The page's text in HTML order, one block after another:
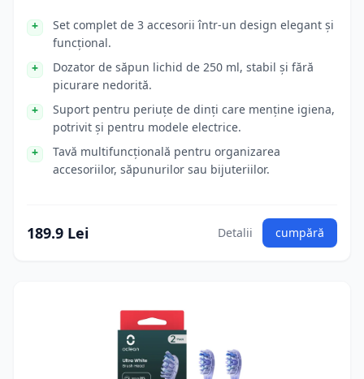
Set complet de 3 accesorii într-un design elegant și
funcțional.
Dozator de săpun lichid de 250 ml, stabil și fără
picurare nedorită.
Suport pentru periuțe de dinți care menține igiena,
potrivit și pentru modele electrice.
Tavă multifuncțională pentru organizarea
accesoriilor, săpunurilor sau bijuteriilor.
189.9 Lei Detalii cumpără